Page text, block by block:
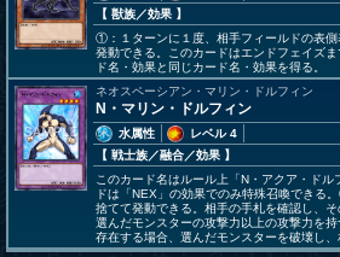
【 獣族／効果 】
①：１ターンに１度、相手フィールドの表
発動できる。このカードはエンドフェイズ
ド名・効果と同じカード名・効果を得る。
ネオスペーシアン・マリン・ドルフィン
N・マリン・ドルフィン
水属性
レベル 4
【 戦士族／融合／効果 】
このカード名はルール上「N・アクア・ド
ドは「NEX」の効果でのみ特殊召喚できる
捨てて発動できる。相手の手札を確認し、そ
選んだモンスターの攻撃力以上の攻撃力を
存在する場合、選んだモンスターを破壊し、